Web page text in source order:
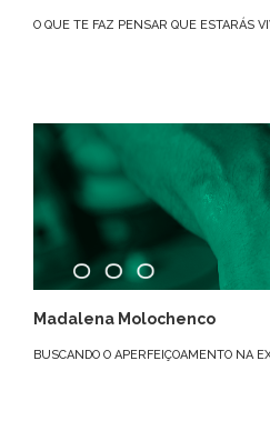
O QUE TE FAZ PENSAR QUE ESTARÁS
Madalena Molochenco
BUSCANDO O APERFEIÇOAMENTO NA